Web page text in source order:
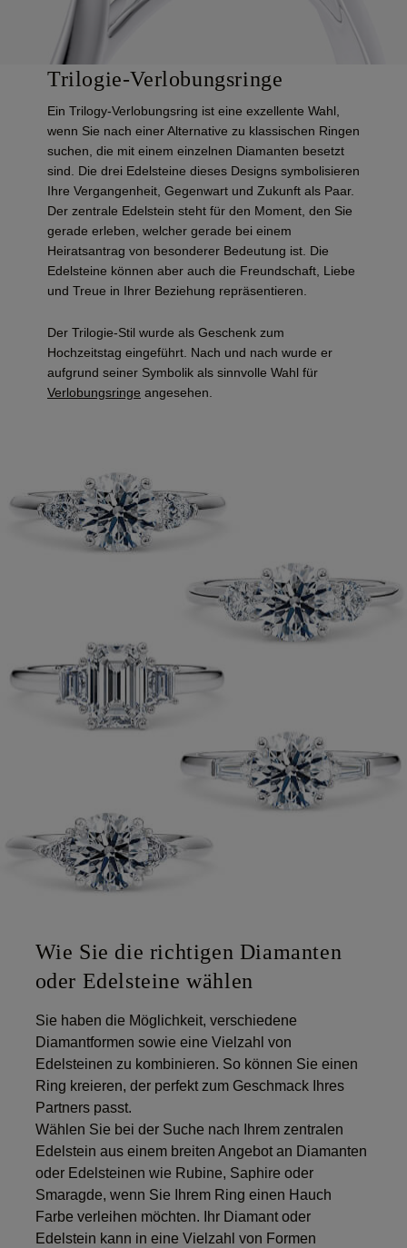
Trilogie-Verlobungsringe
Ein Trilogy-Verlobungsring ist eine exzellente Wahl,
wenn Sie nach einer Alternative zu klassischen Ringen
suchen, die mit einem einzelnen Diamanten besetzt
sind. Die drei Edelsteine dieses Designs symbolisieren
Ihre Vergangenheit, Gegenwart und Zukunft als Paar.
Der zentrale Edelstein steht für den Moment, den Sie
gerade erleben, welcher gerade bei einem
Heiratsantrag von besonderer Bedeutung ist. Die
Edelsteine können aber auch die Freundschaft, Liebe
und Treue in Ihrer Beziehung repräsentieren.
Der Trilogie-Stil wurde als Geschenk zum
Hochzeitstag eingeführt. Nach und nach wurde er
aufgrund seiner Symbolik als sinnvolle Wahl für
Verlobungsringe angesehen.
Wie Sie die richtigen Diamanten
oder Edelsteine wählen
Sie haben die Möglichkeit, verschiedene
Diamantformen sowie eine Vielzahl von
Edelsteinen zu kombinieren. So können Sie einen
Ring kreieren, der perfekt zum Geschmack Ihres
Partners passt.
Wählen Sie bei der Suche nach Ihrem zentralen
Edelstein aus einem breiten Angebot an Diamanten
oder Edelsteinen wie Rubine, Saphire oder
Smaragde, wenn Sie Ihrem Ring einen Hauch
Farbe verleihen möchten. Ihr Diamant oder
Edelstein kann in eine Vielzahl von Formen